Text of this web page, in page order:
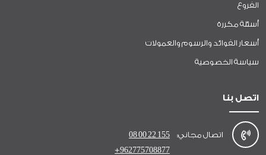
الفروع
أسئلة مكررة
أسعار الفوائد والرسوم والعمولات
سياسة الخصوصية
اتصل بنا
اتصال مجاني:
08 00 22 155
+962775708877